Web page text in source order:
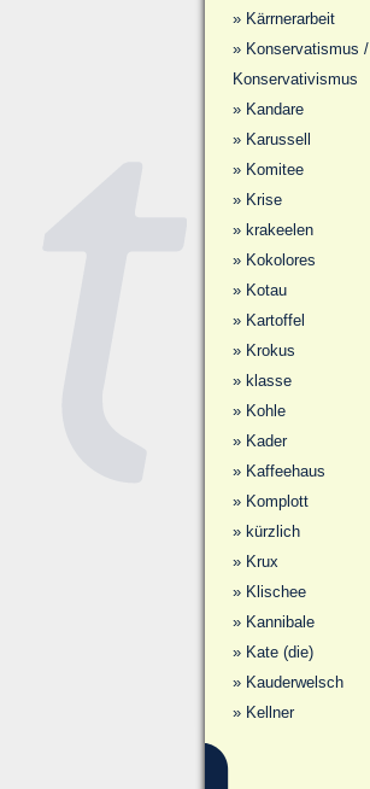
» Kärrnerarbeit
» Konservatismus /
Konservativismus
» Kandare
» Karussell
» Komitee
» Krise
» krakeelen
» Kokolores
» Kotau
» Kartoffel
» Krokus
» klasse
» Kohle
» Kader
» Kaffeehaus
» Komplott
» kürzlich
» Krux
» Klischee
» Kannibale
» Kate (die)
» Kauderwelsch
» Kellner